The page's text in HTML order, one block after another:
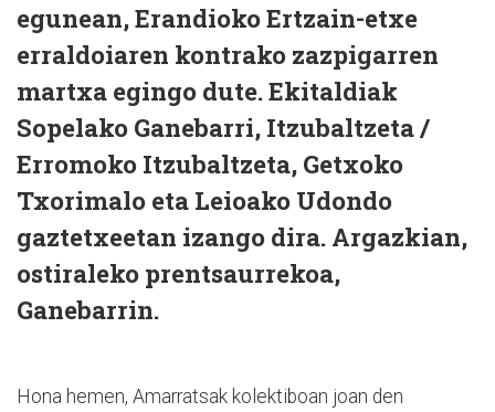
egunean, Erandioko Ertzain-etxe
erraldoiaren kontrako zazpigarren
martxa egingo dute. Ekitaldiak
Sopelako Ganebarri, Itzubaltzeta /
Erromoko Itzubaltzeta, Getxoko
Txorimalo eta Leioako Udondo
gaztetxeetan izango dira. Argazkian,
ostiraleko prentsaurrekoa,
Ganebarrin.
Hona hemen, Amarratsak kolektiboan joan den